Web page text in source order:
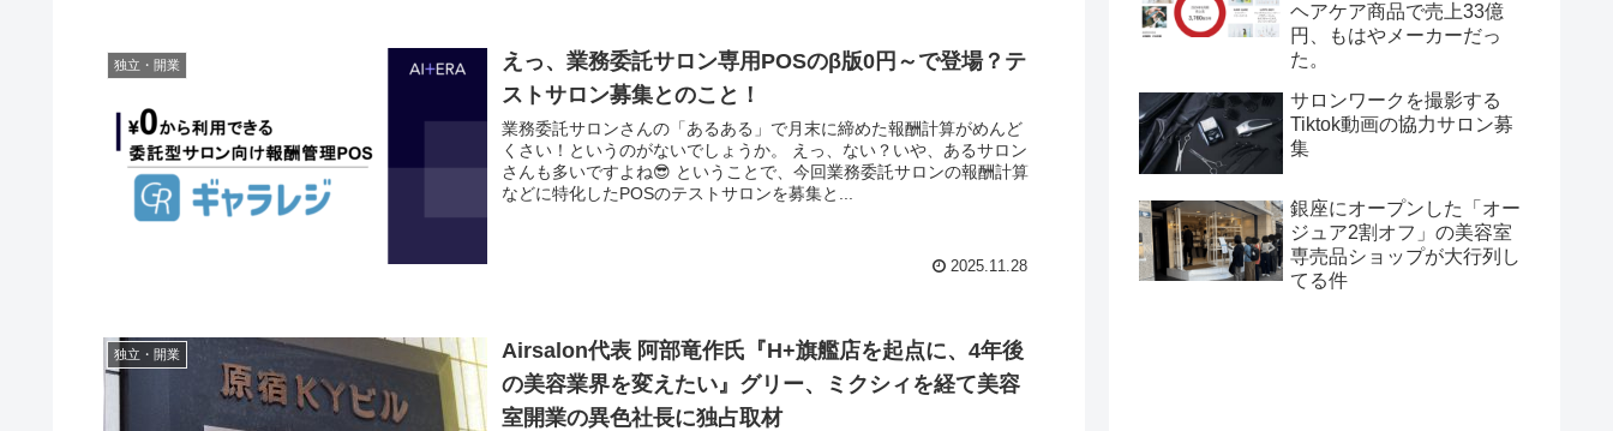
独立・開業
えっ、業務委託サロン専用POSのβ版0円～で登場？テ
ストサロン募集とのこと！
業務委託サロンさんの「あるある」で月末に締めた報酬計算がめんど
くさい！というのがないでしょうか。 えっ、ない？いや、あるサロン
さんも多いですよね😎 ということで、今回業務委託サロンの報酬計算
などに特化したPOSのテストサロンを募集と...
2025.11.28
独立・開業
Airsalon代表 阿部竜作氏『H+旗艦店を起点に、4年後
の美容業界を変えたい』グリー、ミクシィを経て美容
室開業の異色社長に独占取材
ヘアケア商品で売上33億
円、もはやメーカーだっ
た。
サロンワークを撮影する
Tiktok動画の協力サロン募
集
銀座にオープンした「オー
ジュア2割オフ」の美容室
専売品ショップが大行列し
てる件